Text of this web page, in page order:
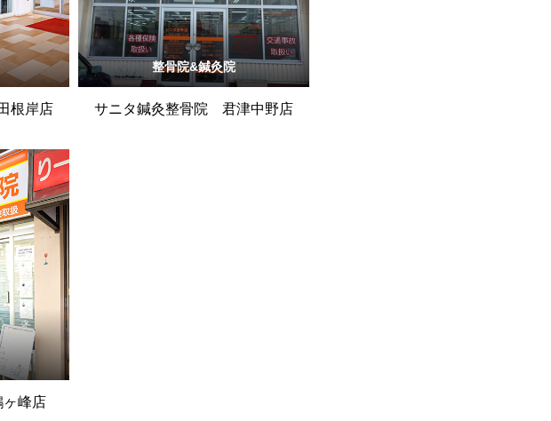
根岸店
整骨院&鍼灸院
サニタ鍼灸整骨院 君津中野店
峰店